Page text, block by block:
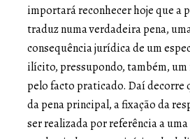
importará reconhecer hoje que a
traduz numa verdadeira pena,
consequência jurídica de um
ilícito, pressupondo, também,
pelo facto praticado. Daí decorre
da pena principal, a fixação da
ser realizada por referência a